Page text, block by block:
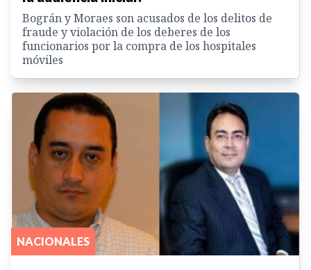
Bográn y Moraes son acusados de los delitos de
fraude y violación de los deberes de los
funcionarios por la compra de los hospitales
móviles
NACIONALES